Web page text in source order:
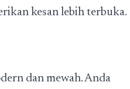
kesan lebih terbuka.
dan mewah. Anda